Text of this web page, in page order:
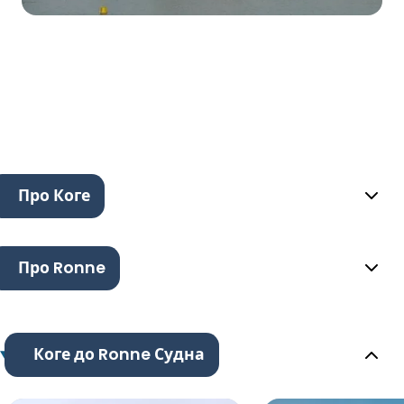
Про Коге
Про Ronne
Коге до Ronne Судна